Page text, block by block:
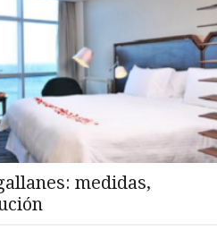
medidas,